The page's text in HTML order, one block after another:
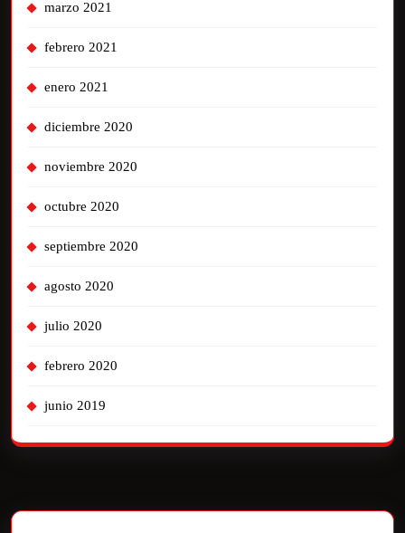
marzo 2021
febrero 2021
enero 2021
diciembre 2020
noviembre 2020
octubre 2020
septiembre 2020
agosto 2020
julio 2020
febrero 2020
junio 2019